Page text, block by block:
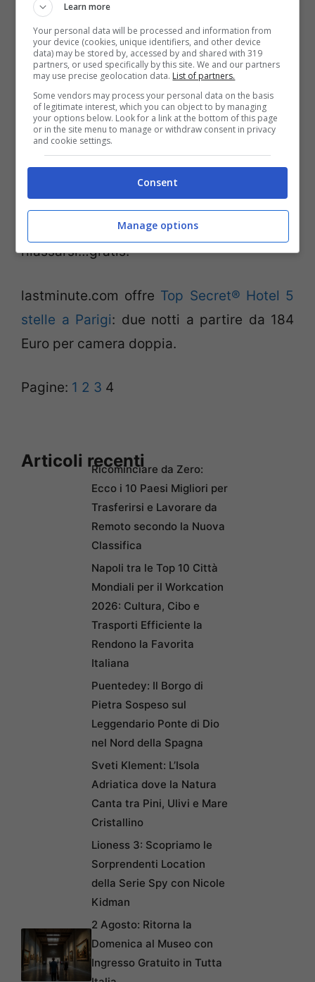
programma a soli 5 Euro
alle casse low cost un’ora prima dello
spettacolo…ma c’è da affrettarsi perchè la
fila è sempre molto lunga!
Per chi il giorno di Pasqua volesse invece
trascorrerlo in totale relax, magari
leggendo un libro e bevendo un buon
bicchiere di vino, ilJardin Flottant des
berges de Seineè il luogo ideale dove
rilassarsi…gratis!
lastminute.com offre Top Secret® Hotel 5
stelle a Parigi: due notti a partire da 184
Euro per camera doppia.
Pagine: 1 2 3 4
Articoli recentiRicominciare da Zero:
Ecco i 10 Paesi Migliori per
Trasferirsi e Lavorare da
Remoto secondo la Nuova
Classifica
Napoli tra le Top 10 Città
Mondiali per il Workcation
2026: Cultura, Cibo e
Trasporti Efficiente la
Rendono la Favorita
Italiana
Puentedey: Il Borgo di
Pietra Sospeso sul
Leggendario Ponte di Dio
nel Nord della Spagna
Sveti Klement: L’Isola
Adriatica dove la Natura
Canta tra Pini, Ulivi e Mare
Cristallino
Lioness 3: Scopriamo le
Sorprendenti Location
della Serie Spy con Nicole
Kidman
2 Agosto: Ritorna la
Domenica al Museo con
Ingresso Gratuito in Tutta
Learn more
Your personal data will be processed and information from
your device (cookies, unique identifiers, and other device
data) may be stored by, accessed by and shared with 319
partners, or used specifically by this site. We and our partners
may use precise geolocation data. List of partners.
Some vendors may process your personal data on the basis
of legitimate interest, which you can object to by managing
your options below. Look for a link at the bottom of this page
or in the site menu to manage or withdraw consent in privacy
and cookie settings.
Consent
Manage options